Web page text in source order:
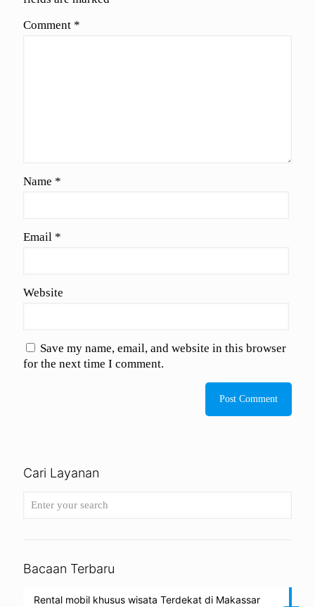
Comment *
Name *
Email *
Website
Save my name, email, and website in this browser
for the next time I comment.
Cari Layanan
Bacaan Terbaru
Rental mobil khusus wisata Terdekat di Makassar